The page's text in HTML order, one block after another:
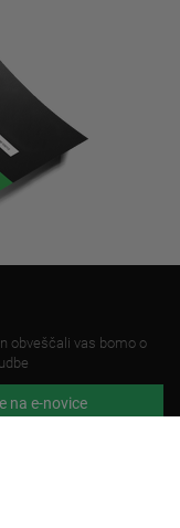
obveščali vas bomo o
na e-novice